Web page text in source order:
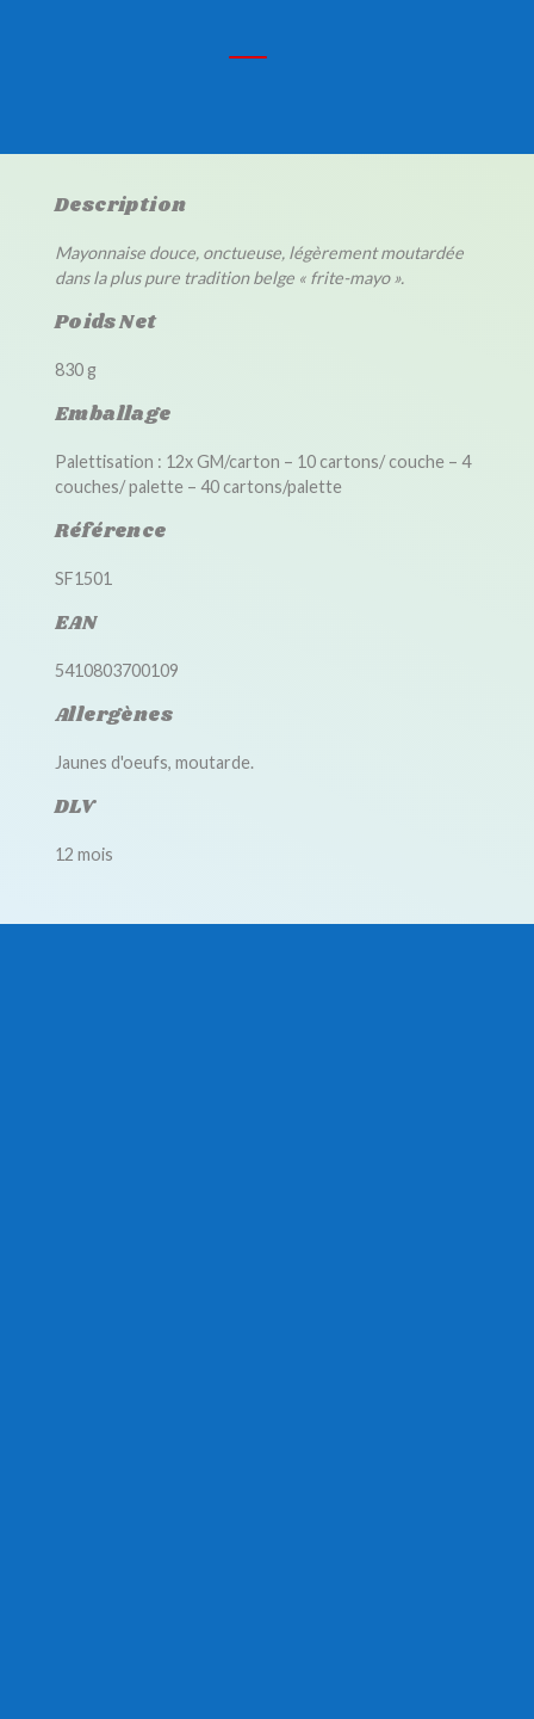
Description
Mayonnaise douce, onctueuse, légèrement moutardée
dans la plus pure tradition belge « frite-mayo ».
Poids Net
830 g
Emballage
Palettisation : 12x GM/carton – 10 cartons/ couche – 4
couches/ palette – 40 cartons/palette
Référence
SF1501
EAN
5410803700109
Allergènes
Jaunes d'oeufs, moutarde.
DLV
12 mois